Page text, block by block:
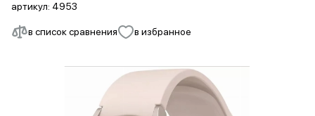
в список сравнения в избранное
артикул: 4953